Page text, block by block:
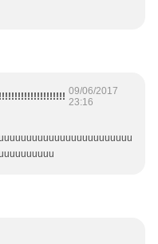
09/06/2017
23:16